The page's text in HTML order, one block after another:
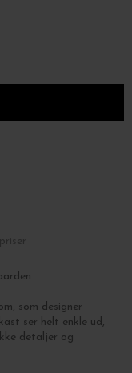
som designer
ser helt enkle ud,
detaljer og